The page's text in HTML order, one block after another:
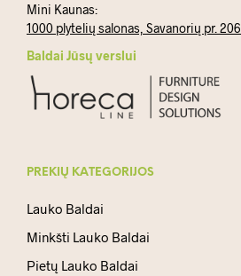
Mini Kaunas:
1000 plytelių salonas, Savanorių pr. 206
Baldai Jūsų verslui
PREKIŲ KATEGORIJOS
Lauko Baldai
Minkšti Lauko Baldai
Pietų Lauko Baldai